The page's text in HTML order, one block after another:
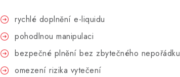
rychlé doplnění e-liquidu
pohodlnou manipulaci
bezpečné plnění bez zbytečného nepořádku
omezení rizika vytečení